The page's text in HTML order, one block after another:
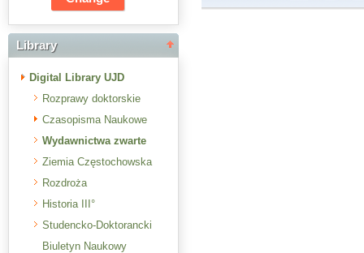
Library
Digital Library UJD
Rozprawy doktorskie
Czasopisma Naukowe
Wydawnictwa zwarte
Ziemia Częstochowska
Rozdroża
Historia III°
Studencko-Doktorancki
Biuletyn Naukowy